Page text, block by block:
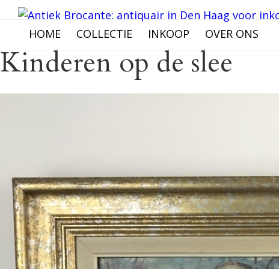
HOME COLLECTIE INKOOP OVER ONS
Kinderen op de slee